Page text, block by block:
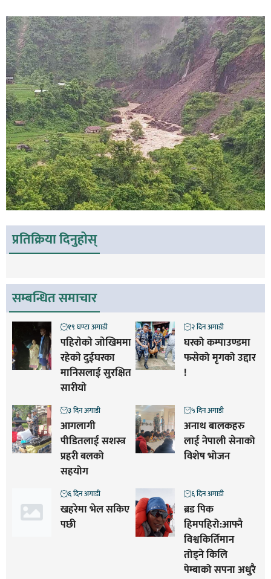
प्रतिक्रिया दिनुहोस्
सम्बन्धित समाचार
पहिराेकाे जाेखिममा
रहेकाे दुईघरका
मानिसलाई सुरक्षित
सारीयाे
१९ घण्टा अगाडी
घरको कम्पाउण्डमा
फसेको मृगको उद्दार
!
२ दिन अगाडी
आगलागी
पीडितलाई सशस्त्र
प्रहरी बलको
सहयोग
३ दिन अगाडी
अनाथ बालकहरु
लाई नेपाली सेनाको
विशेष भोजन
५ दिन अगाडी
खहरेमा भेल सकिए
पछी
६ दिन अगाडी
ब्रड पिक
हिमपहिरो:आफ्नै
विश्वकिर्तिमान
तोड्ने किलि
पेम्बाको सपना अधुरै
६ दिन अगाडी